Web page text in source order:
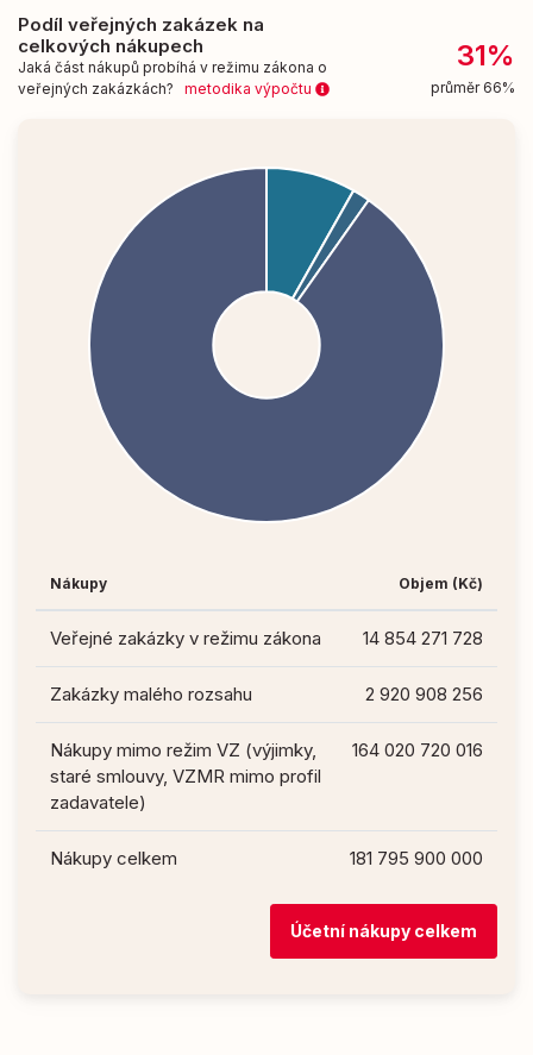
Podíl veřejných zakázek na
celkových nákupech
Jaká část nákupů probíhá v režimu zákona o
veřejných zakázkách? metodika výpočtu
31%
průměr 66%
Nákupy Objem (Kč)
Veřejné zakázky v režimu zákona 14 854 271 728
Zakázky malého rozsahu 2 920 908 256
Nákupy mimo režim VZ (výjimky,
staré smlouvy, VZMR mimo profil
zadavatele)
164 020 720 016
Nákupy celkem 181 795 900 000
Účetní nákupy celkem